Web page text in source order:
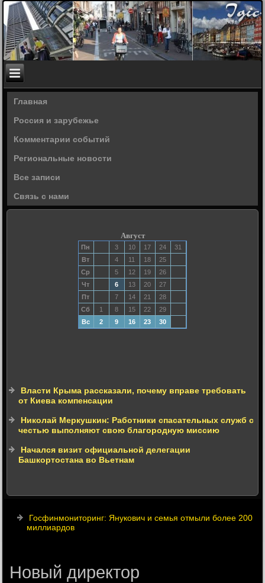
Главная
Россия и зарубежье
Комментарии событий
Региональные новости
Все записи
Связь с нами
Август
Пн 3 10 17 24
31
Вт
4 11 18
25
Ср
5 12 19
26
Чт
6 13 20
27
Пт
7 14 21
28
Сб
1 8 15 22
29
Вс
2 9 16 23 30
Власти Крыма рассказали, почему вправе требовать
от Киева компенсации
Николай Меркушкин: Работники спасательных служб с
честью выполняют свою благородную миссию
Начался визит официальной делегации
Башкортостана во Вьетнам
Госфинмониторинг: Янукович и семья отмыли более 200
миллиардов
Новый директор